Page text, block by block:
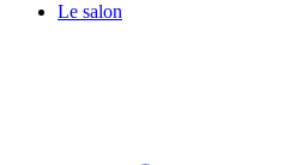
Le salon